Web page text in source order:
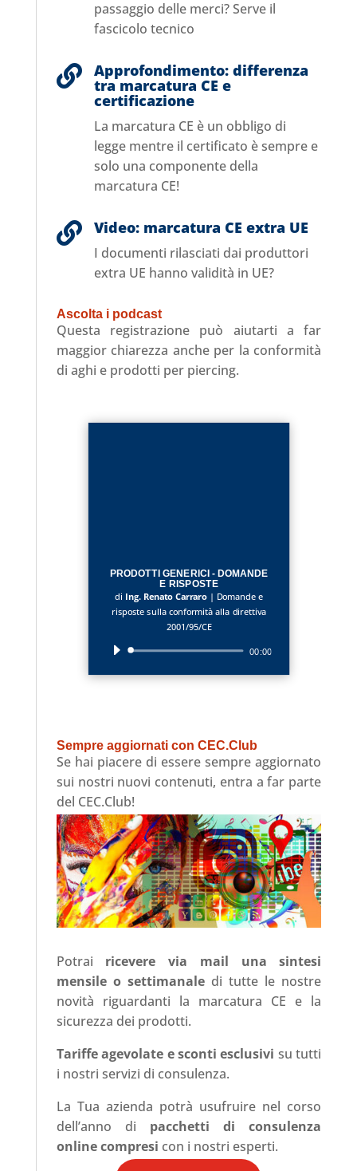
passaggio delle merci? Serve il
fascicolo tecnico
 Approfondimento: differenza
tra marcatura CE e
certificazione
La marcatura CE è un obbligo di
legge mentre il certificato è sempre e
solo una componente della
marcatura CE!
 Video: marcatura CE extra UE
I documenti rilasciati dai produttori
extra UE hanno validità in UE?
Ascolta i podcast
Questa registrazione può aiutarti a far
maggior chiarezza anche per la conformità
di aghi e prodotti per piercing.
PRODOTTI GENERICI - DOMANDE
E RISPOSTE
di Ing. Renato Carraro| Domande e
risposte sulla conformità alla direttiva
2001/95/CE
Audio
00:00
Sempre aggiornati con CEC.Club
Se hai piacere di essere sempre aggiornato
sui nostri nuovi contenuti, entra a far parte
del CEC.Club!
Potrai ricevere via mail una sintesi
mensile o settimanaledi tutte le nostre
novità riguardanti la marcatura CE e la
sicurezza dei prodotti.
Tariffe agevolate e sconti esclusivi su tutti
i nostri servizi di consulenza.
La Tua azienda potrà usufruire nel corso
dell’anno di pacchetti di consulenza
online compresi con i nostri esperti.